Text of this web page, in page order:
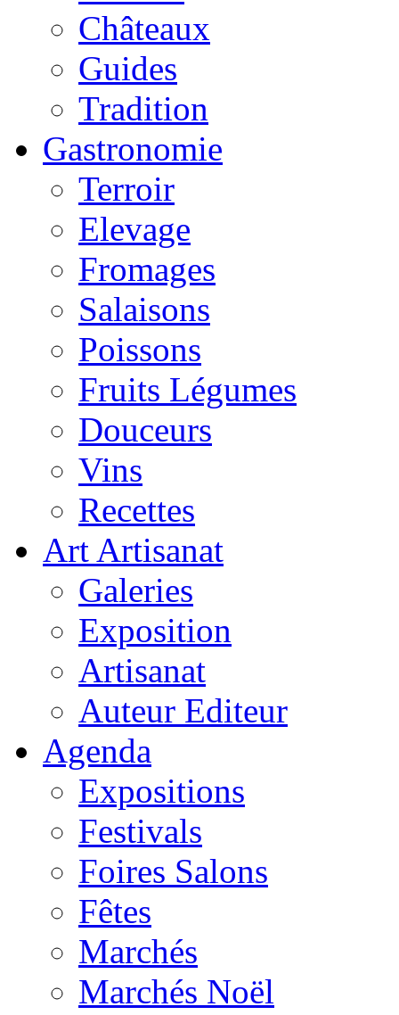
Châteaux
Guides
Tradition
Gastronomie
Terroir
Elevage
Fromages
Salaisons
Poissons
Fruits Légumes
Douceurs
Vins
Recettes
Art Artisanat
Galeries
Exposition
Artisanat
Auteur Editeur
Agenda
Expositions
Festivals
Foires Salons
Fêtes
Marchés
Marchés Noël